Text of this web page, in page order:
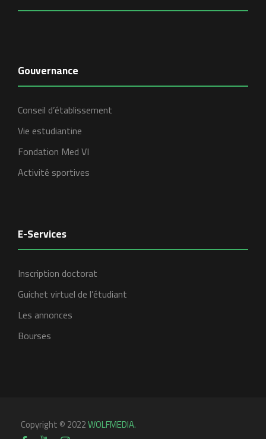
Gouvernance
Conseil d’établissement
Vie estudiantine
Fondation Med VI
Activité sportives
E-Services
Inscription doctorat
Guichet virtuel de l’étudiant
Les annonces
Bourses
Copyright © 2022WOLFMEDIA.